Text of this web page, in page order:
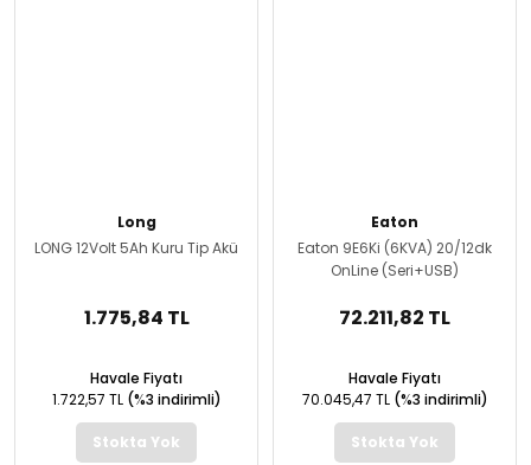
Long
LONG 12Volt 5Ah Kuru Tip Akü
1.775,84 TL
Havale Fiyatı
1.722,57 TL (%3 indirimli)
Stokta Yok
Eaton
Eaton 9E6Ki (6KVA) 20/12dk
OnLine (Seri+USB)
72.211,82 TL
Havale Fiyatı
70.045,47 TL (%3 indirimli)
Stokta Yok